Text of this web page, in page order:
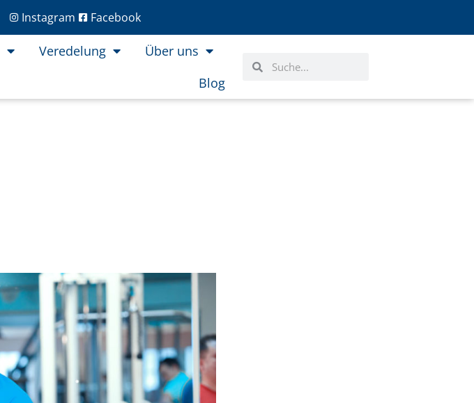
Instagram Facebook
Veredelung
Über uns
Blog
SucheSuche